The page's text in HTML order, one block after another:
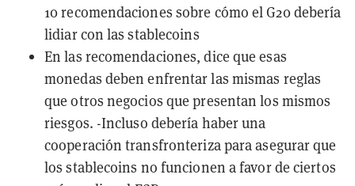
10 recomendaciones sobre cómo el G20 debería
lidiar con las stablecoins
En las recomendaciones, dice que esas
monedas deben enfrentar las mismas reglas
que otros negocios que presentan los mismos
riesgos. -Incluso debería haber una
cooperación transfronteriza para asegurar que
los stablecoins no funcionen a favor de ciertos